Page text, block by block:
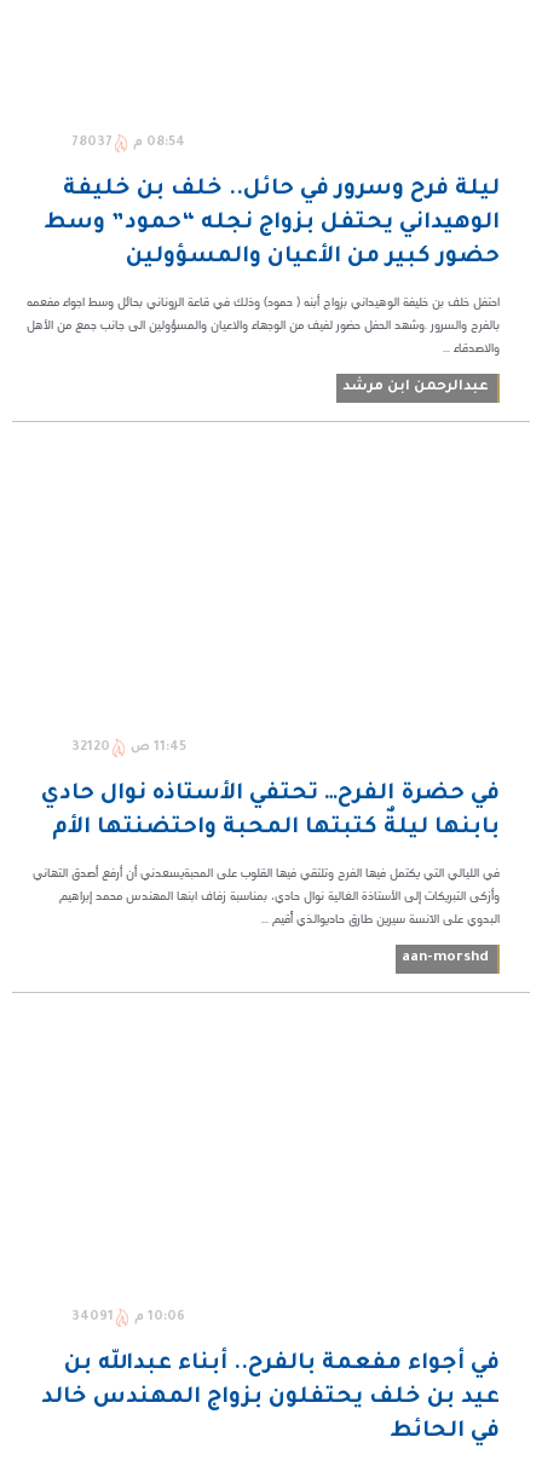
08:54 م 78037
ليلة فرح وسرور في حائل.. خلف بن خليفة
الوهيداني يحتفل بزواج نجله “حمود” وسط
حضور كبير من الأعيان والمسؤولين
احتفل خلف بن خليفة الوهيداني بزواج أبنه ( حمود) وذلك في قاعة الروناني بحائل وسط اجواء مفعمه
بالفرح والسرور .وشهد الحفل حضور لفيف من الوجهاء والاعيان والمسؤولين الى جانب جمع من الأهل
والاصدقاء ...
عبدالرحمن ابن مرشد
11:45 ص 32120
في حضرة الفرح… تحتفي الأستاذه نوال حادي
بابنها ليلةٌ كتبتها المحبة واحتضنتها الأم
في الليالي التي يكتمل فيها الفرح وتلتقي فيها القلوب على المحبةيسعدني أن أرفع أصدق التهاني
وأزكى التبريكات إلى الأستاذة الغالية نوال حادي، بمناسبة زفاف ابنها المهندس محمد إبراهيم
البدوي على الآنسة سيرين طارق حاديوالذي أُقيم ...
aan-morshd
10:06 م 34091
في أجواء مفعمة بالفرح.. أبناء عبدالله بن
عيد بن خلف يحتفلون بزواج المهندس خالد
في الحائط